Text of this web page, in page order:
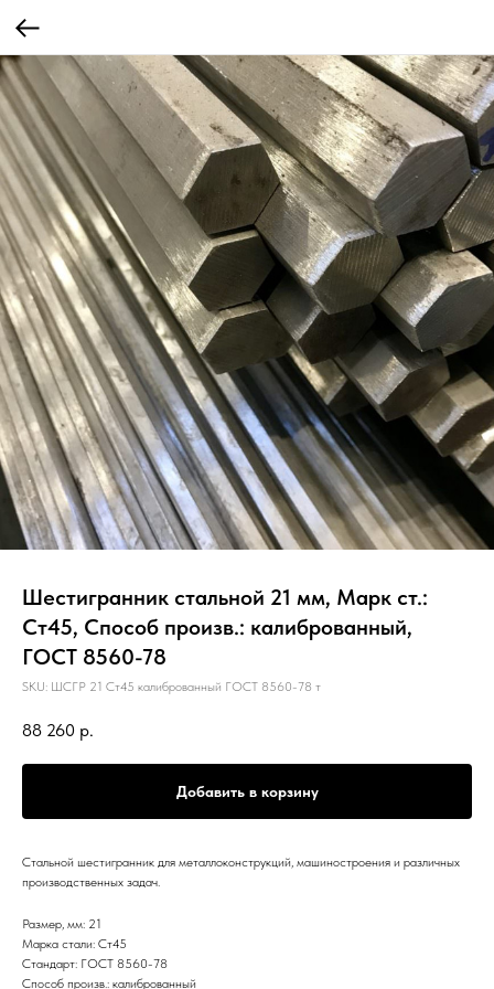
Шестигранник стальной 21 мм, Марк ст.:
Ст45, Способ произв.: калиброванный,
ГОСТ 8560-78
SKU: ШСГР 21 Ст45 калиброванный ГОСТ 8560-78 т
88 260 р.
Добавить в корзину
Стальной шестигранник для металлоконструкций, машиностроения и различных
производственных задач.
Размер, мм: 21
Марка стали: Ст45
Стандарт: ГОСТ 8560-78
Способ произв.: калиброванный